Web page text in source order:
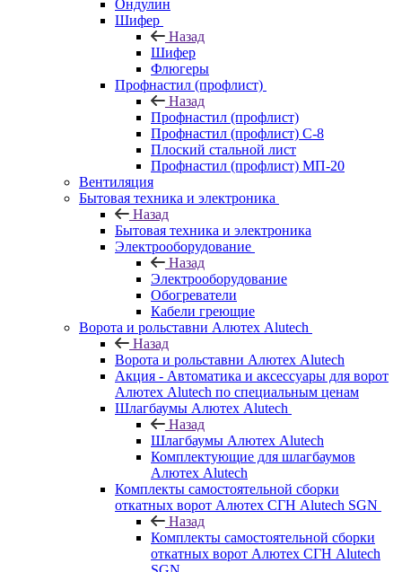
Ондулин
Шифер
Назад
Шифер
Флюгеры
Профнастил (профлист)
Назад
Профнастил (профлист)
Профнастил (профлист) С-8
Плоский стальной лист
Профнастил (профлист) МП-20
Вентиляция
Бытовая техника и электроника
Назад
Бытовая техника и электроника
Электрооборудование
Назад
Электрооборудование
Обогреватели
Кабели греющие
Ворота и рольставни Алютех Alutech
Назад
Ворота и рольставни Алютех Alutech
Акция - Автоматика и аксессуары для ворот
Алютех Alutech по специальным ценам
Шлагбаумы Алютех Alutech
Назад
Шлагбаумы Алютех Alutech
Комплектующие для шлагбаумов
Алютех Alutech
Комплекты самостоятельной сборки
откатных ворот Алютех СГН Alutech SGN
Назад
Комплекты самостоятельной сборки
откатных ворот Алютех СГН Alutech